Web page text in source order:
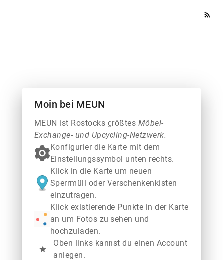
rss_feed
Moin bei MEUN
MEUN ist Rostocks größtes Möbel-
Exchange- und Upcycling-Netzwerk.
Konfigurier die Karte mit dem
Einstellungssymbol unten rechts.
Klick in die Karte um neuen
Sperrmüll oder Verschenkenkisten
einzutragen.
Klick existierende Punkte in der Karte
an um Fotos zu sehen und
hochzuladen.
star
Oben links kannst du einen Account
anlegen.